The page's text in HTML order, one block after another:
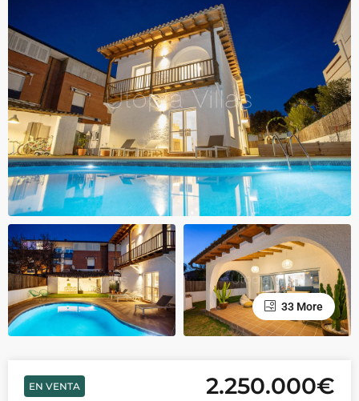
33 More
EN VENTA 2.250.000€